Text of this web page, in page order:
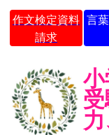
作文検定資料
請求
言